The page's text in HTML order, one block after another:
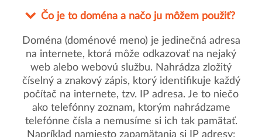
Čo je to doména a načo ju môžem použiť?
Doména (doménové meno) je jedinečná adresa
na internete, ktorá môže odkazovať na nejaký
web alebo webovú službu. Nahrádza zložitý
číselný a znakový zápis, ktorý identifikuje každý
počítač na internete, tzv. IP adresa. Je to niečo
ako telefónny zoznam, ktorým nahrádzame
telefónne čísla a nemusíme si ich tak pamätať.
Napríklad namiesto zapamätania si IP adresy: